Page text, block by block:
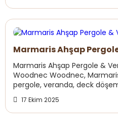
Marmaris Ahşap
Marmaris Ahşap Pergole &
Woodnec Woodnec,
pergole, veranda, deck
17 Ekim 2025